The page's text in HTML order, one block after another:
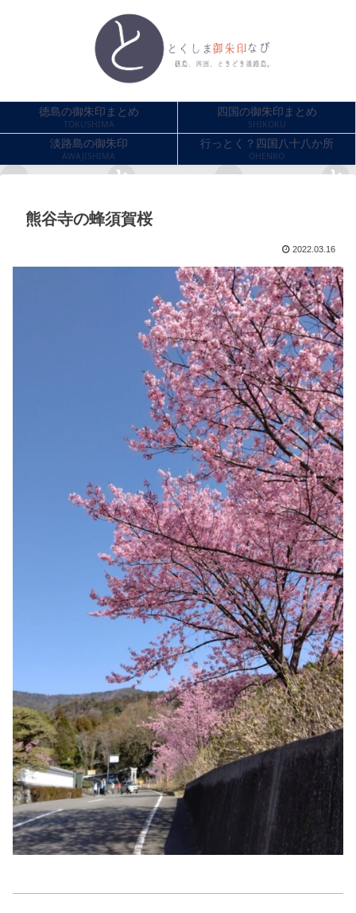
徳島の御朱印まとめ
TOKUSHIMA
四国の御朱印まとめ
SHIKOKU
淡路島の御朱印
AWAJISHIMA
行っとく？四国八十八か所
OHENRO
熊谷寺の蜂須賀桜
2022.03.16